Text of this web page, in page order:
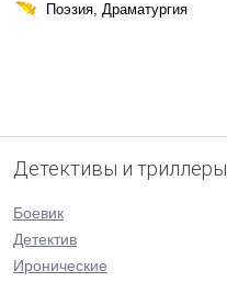
Поэзия, Драматургия
Детективы и триллеры
Боевик
Детектив
Иронические